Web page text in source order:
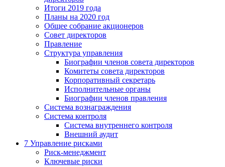
Итоги 2019 года
Планы на 2020 год
Общее собрание акционеров
Совет директоров
Правление
Структура управления
Биографии членов совета директоров
Комитеты совета директоров
Корпоративный секретарь
Исполнительные органы
Биографии членов правления
Система вознаграждения
Система контроля
Система внутреннего контроля
Внешний аудит
7 Управление рисками
Риск-менеджмент
Ключевые риски